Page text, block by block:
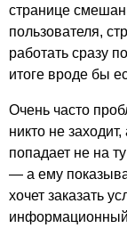
странице
пользователя,
работать сразу
итоге вроде бы
Очень часто
никто не
попадает не на
— а ему
хочет заказать
информационный